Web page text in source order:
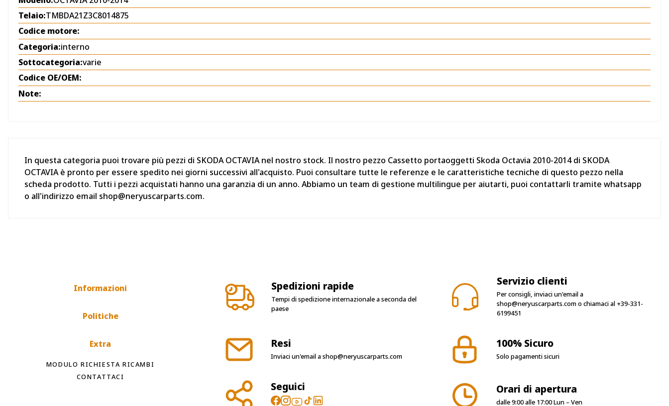
Telaio:TMBDA21Z3C8014875
Codice motore:
Categoria:interno
Sottocategoria:varie
Codice OE/OEM:
Note:
In questa categoria puoi trovare più pezzi di SKODA OCTAVIA nel nostro stock. Il nostro pezzo Cassetto portaoggetti Skoda Octavia 2010-2014 di SKODA
OCTAVIA è pronto per essere spedito nei giorni successivi all'acquisto. Puoi consultare tutte le referenze e le caratteristiche tecniche di questo pezzo nella
scheda prodotto. Tutti i pezzi acquistati hanno una garanzia di un anno. Abbiamo un team di gestione multilingue per aiutarti, puoi contattarli tramite whatsapp
o all'indirizzo email shop@neryuscarparts.com.
Informazioni
Politiche
Extra
MODULO RICHIESTA RICAMBI
CONTATTACI
Spedizioni rapide
Tempi di spedizione internazionale a seconda del
paese
Servizio clienti
Per consigli, inviaci un'email a
shop@neryuscarparts.como chiamaci al +39-331-
6199451
Resi
Inviaci un'email ashop@neryuscarparts.com
100% Sicuro
Solo pagamenti sicuri
Seguici Orari di apertura
dalle 9:00 alle 17:00 Lun – Ven